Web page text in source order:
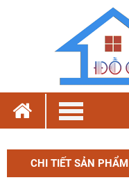
CHI TIẾT SẢN PHẨM